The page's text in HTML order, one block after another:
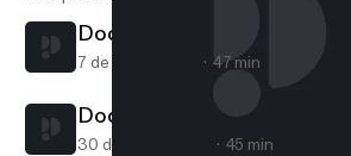
Doctrine of God's Providence
7 de oct de 2021 47 min
Doctrine of Creation
30 de sep de 2021 45 min